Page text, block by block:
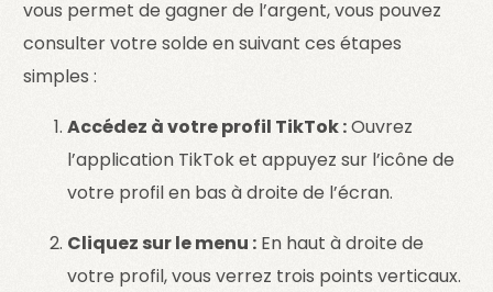
vous permet de gagner de l’argent, vous pouvez
consulter votre solde en suivant ces étapes
simples :
Accédez à votre profil TikTok :Ouvrez
l’application TikTok et appuyez sur l’icône de
votre profil en bas à droite de l’écran.
Cliquez sur le menu : En haut à droite de
votre profil, vous verrez trois points verticaux.